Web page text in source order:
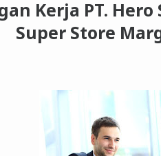
Kerja PT.
Super Store